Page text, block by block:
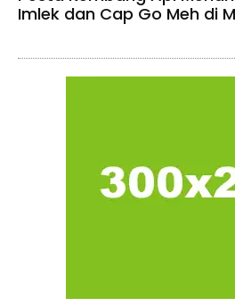
Imlek dan Cap Go Meh di